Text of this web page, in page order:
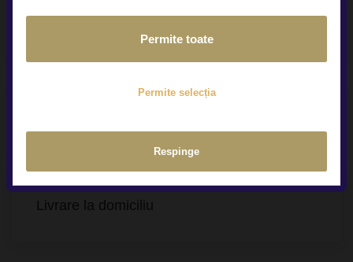
Permite toate
Permite selecția
Respinge
Livrare la domiciliu